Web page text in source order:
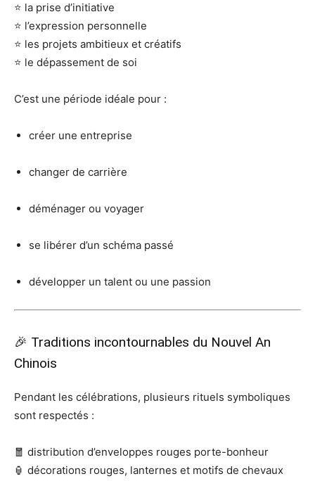
⭐ la prise d’initiative
⭐ l’expression personnelle
⭐ les projets ambitieux et créatifs
⭐ le dépassement de soi
C’est une période idéale pour :
créer une entreprise
changer de carrière
déménager ou voyager
se libérer d’un schéma passé
développer un talent ou une passion
🎉 Traditions incontournables du Nouvel An
Chinois
Pendant les célébrations, plusieurs rituels symboliques
sont respectés :
🧧 distribution d’enveloppes rouges porte-bonheur
🏮 décorations rouges, lanternes et motifs de chevaux